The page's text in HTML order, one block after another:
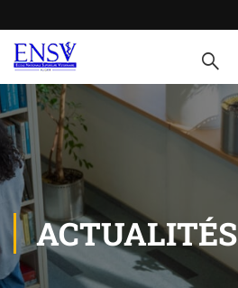
ACTUALITÉS